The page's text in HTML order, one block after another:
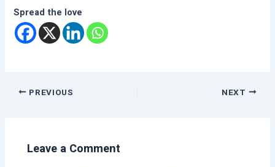
Spread the love
PREVIOUS NEXT
Leave a Comment